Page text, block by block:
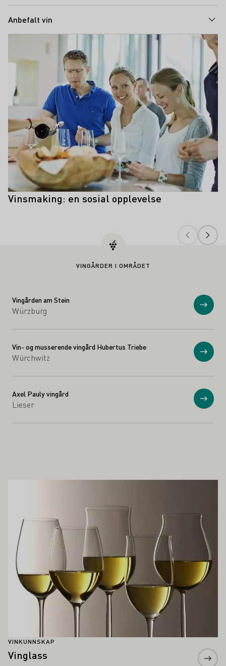
Anbefalt vin
Vinsmaking: en sosial opplevelse
VINGÅRDER I OMRÅDET
Vingården am Stein
Würzburg Vis
Vin- og musserende vingård Hubertus Triebe
Würchwitz Vis
Axel Pauly vingård
Lieser Vis
INTERESSERE DEG
VINKUNNSKAP
Vinglass